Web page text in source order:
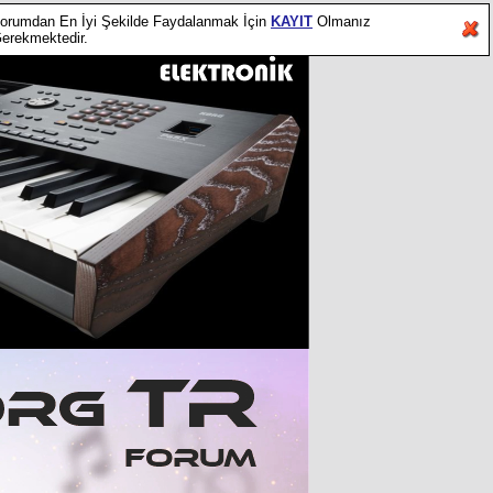
En İyi Şekilde Faydalanmak İçin KAYIT Olmanız